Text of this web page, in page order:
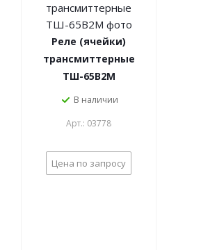
Реле (ячейки)
трансмиттерные
ТШ-65В2М
В наличии
Арт.: 03778
Цена по запросу